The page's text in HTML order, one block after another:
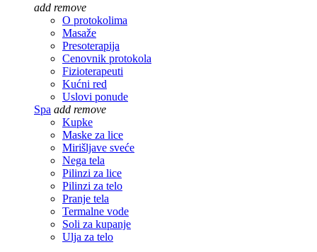
add remove
O protokolima
Masaže
Presoterapija
Cenovnik protokola
Fizioterapeuti
Kućni red
Uslovi ponude
Spa add remove
Kupke
Maske za lice
Mirišljave sveće
Nega tela
Pilinzi za lice
Pilinzi za telo
Pranje tela
Termalne vode
Soli za kupanje
Ulja za telo